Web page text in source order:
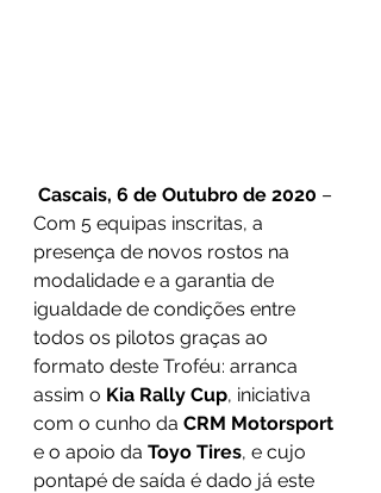
Cascais, 6 de Outubro de 2020 –
Com 5 equipas inscritas, a
presença de novos rostos na
modalidade e a garantia de
igualdade de condições entre
todos os pilotos graças ao
formato deste Troféu: arranca
assim o Kia Rally Cup, iniciativa
com o cunho da CRM Motorsport
e o apoio da Toyo Tires, e cujo
pontapé de saída é dado já este